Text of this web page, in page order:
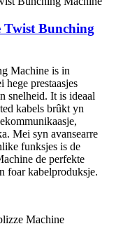
Twist Bunching
Machine is in
hege prestaasjes
snelheid. It is ideaal
kabels brûkt yn
Mei syn avansearre
funksjes is de
de perfekte
foar kabelproduksje.